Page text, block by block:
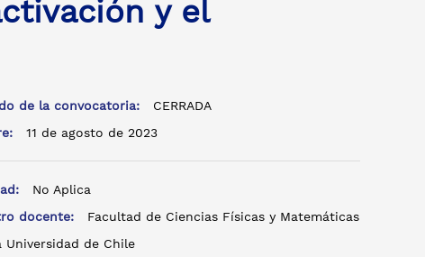
y el
de la convocatoria:
CERRADA
11 de agosto de 2023
No Aplica
docente:
Facultad de Ciencias Físicas y Matemáticas
Universidad de Chile